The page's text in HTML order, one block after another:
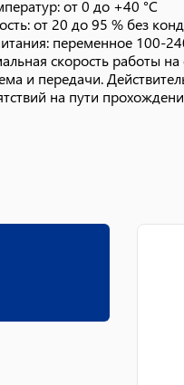
от 0 до +40 °С
от 20 до 95 % без
переменное 100-
скорость работы
и передачи.
на пути